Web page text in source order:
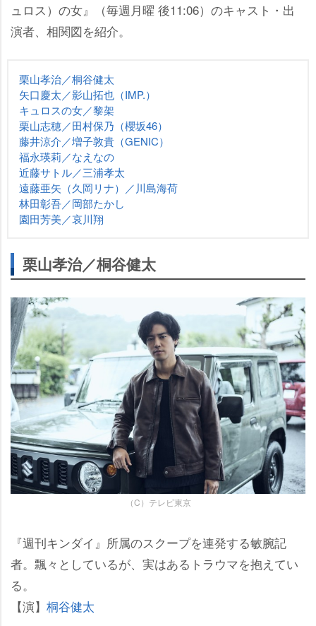
ュロス）の女』（毎週月曜 後11:06）のキャスト・出
演者、相関図を紹介。
栗山孝治／桐谷健太
矢口慶太／影山拓也（IMP.）
キュロスの女／黎架
栗山志穂／田村保乃（櫻坂46）
藤井涼介／増子敦貴（GENIC）
福永瑛莉／なえなの
近藤サトル／三浦孝太
遠藤亜矢（久岡リナ）／川島海荷
林田彰吾／岡部たかし
園田芳美／哀川翔
栗山孝治／桐谷健太
（C）テレビ東京
『週刊キンダイ』所属のスクープを連発する敏腕記
者。飄々としているが、実はあるトラウマを抱えてい
る。
【演】 桐谷健太